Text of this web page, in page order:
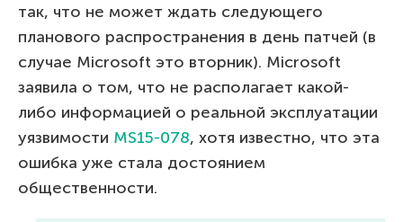
так, что не может ждать следующего
планового распространения в день патчей (в
случае Microsoft это вторник). Microsoft
заявила о том, что не располагает какой-
либо информацией о реальной эксплуатации
уязвимости MS15-078, хотя известно, что эта
ошибка уже стала достоянием
общественности.